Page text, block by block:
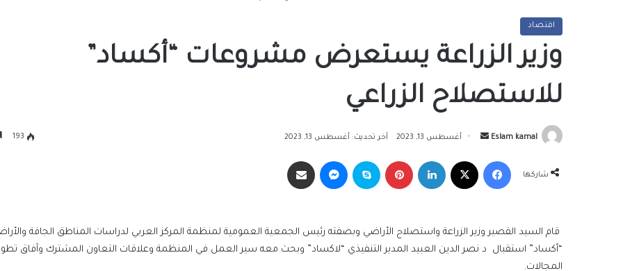
اقتصاد
وزير الزراعة يستعرض مشروعات “أكساد”
للاستصلاح الزراعي
Eslam kamal
أرسل
إلكترونيا
أغسطس 13, 2023 آخر تحديث: أغسطس 13, 2023 193
شاركها
فيسبوك لينكدإن بينتيريست سكايب ماسنجر
قام السيد القصير وزير الزراعة واستصلاح الأراضي وبصفته رئيس الجمعية العمومية لمنظمة المركز العربي لدراسات المناطق الجافة
“أكساد” استقبال د نصر الدين العبيد المدير التنفيذي “لاكساد” وبحث معه سير العمل في المنظمة وعلاقات التعاون المشترك وآفاق
المجالات.